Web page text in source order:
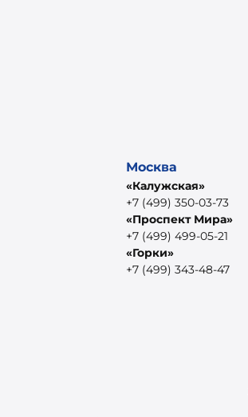
Москва
«Калужская»
+7 (499) 350-03-73
«Проспект Мира»
+7 (499) 499-05-21
«Горки»
+7 (499) 343-48-47